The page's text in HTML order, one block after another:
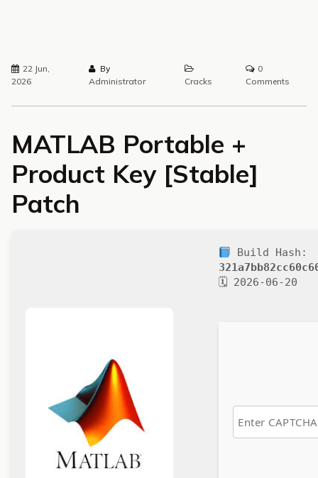
22 Jun,
2026
By
Administrator
Cracks
0
Comments
MATLAB Portable +
Product Key [Stable]
Patch
Build Hash:
🗓 2026-06-20